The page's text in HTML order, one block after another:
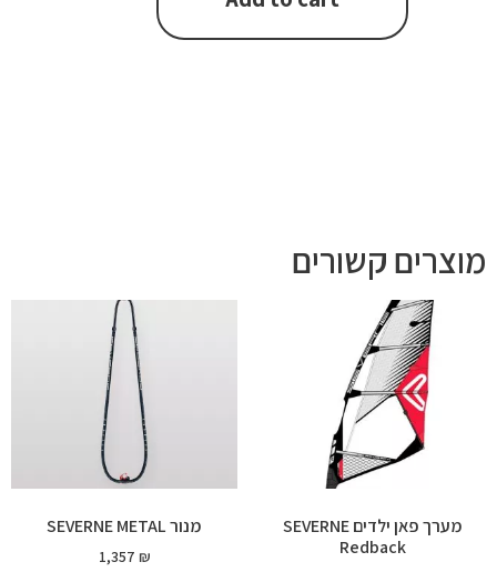
מוצרים קשורים
מערך פאן ילדים SEVERNE
Redback
מנור SEVERNE METAL
1,357 ₪